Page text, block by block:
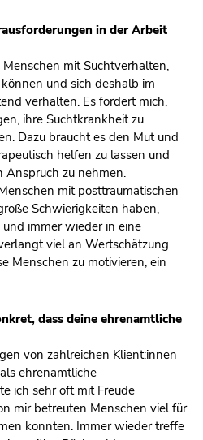
in der Arbeit
mit Suchtverhalten,
und sich deshalb im
verhalten. Es fordert mich,
ihre Suchtkrankheit zu
Dazu braucht es den Mut und
helfen zu lassen und
Anspruch zu nehmen.
mit posttraumatischen
Schwierigkeiten haben,
immer wieder in eine
viel an Wertschätzung
Menschen zu motivieren, ein
dass deine ehrenamtliche
von zahlreichen Klient:innen
ehrenamtliche
ich sehr oft mit Freude
mir betreuten Menschen viel für
konnten. Immer wieder treffe